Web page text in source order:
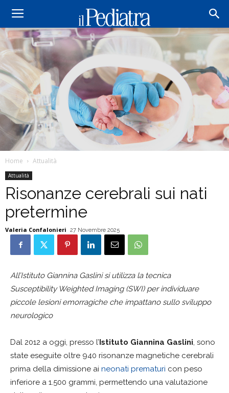
Home Attualità
Attualità
Risonanze cerebrali sui nati
pretermine
Valeria Confalonieri 27 Novembre 2025
All’Istituto Giannina Gaslini si utilizza la tecnica
Susceptibility Weighted Imaging (SWI) per individuare
piccole lesioni emorragiche che impattano sullo sviluppo
neurologico
Dal 2012 a oggi, presso l’Istituto Giannina Gaslini, sono
state eseguite oltre 940 risonanze magnetiche cerebrali
prima della dimissione ai neonati prematuri con peso
inferiore a 1.500 grammi, permettendo una valutazione